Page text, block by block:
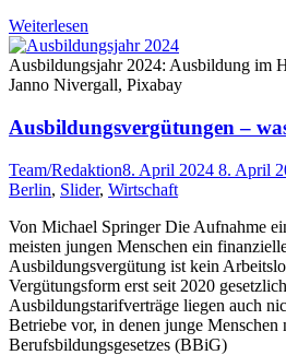
Weiterlesen
Ausbildungsjahr 2024: Ausbildung im
Janno Nivergall, Pixabay
Ausbildungsvergütungen –
Team/Redaktion8. April 2024 8. April
Berlin, Slider, Wirtschaft
Von Michael Springer Die Aufnahme
meisten jungen Menschen ein
Ausbildungsvergütung ist kein
Vergütungsform erst seit 2020
Ausbildungstarifverträge liegen auch
Betriebe vor, in denen junge Menschen
Berufsbildungsgesetzes (BBiG)